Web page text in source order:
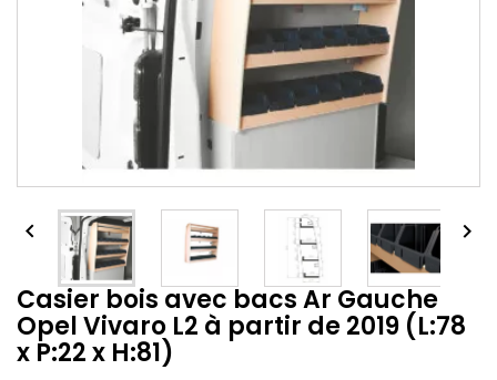
 
Casier bois avec bacs Ar Gauche
Opel Vivaro L2 à partir de 2019 (L:78
x P:22 x H:81)